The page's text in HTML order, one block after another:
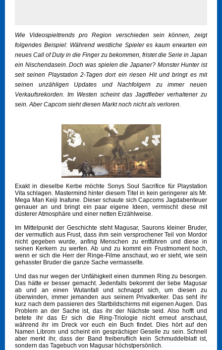
Wie Videospieltrends pro Region verschieden sein können, zeigt
folgendes Beispiel: Während westliche Spieler es kaum erwarten ein
neues Call of Duty in die Finger zu bekommen, fristet die Serie in Japan
ein Nischendasein. Doch was spielen die Japaner? Monster Hunter ist
seit seinen Playstation 2-Tagen dort ein riesen Hit und bringt es mit
seinen unzähligen Updates und Nachfolgern zu immer neuen
Verkaufsrekorden. Im Westen scheint das Jagdfieber verhaltener zu
sein. Aber Capcom sieht diesen Markt noch nicht als verloren.
Exakt in dieselbe Kerbe möchte Sonys Soul Sacrifice für Playstation
Vita schlagen. Mastermind hinter diesem Titel in kein geringerer als Mr.
Mega Man Keiji Inafune. Dieser schaute sich Capcoms Jagdabenteuer
genauer an und bringt ein paar eigene Ideen, vermischt diese mit
düsterer Atmosphäre und einer netten Erzählweise.
Im Mittelpunkt der Geschichte steht Magusar, Saurons kleiner Bruder,
der vermutlich aus Frust, dass ihm sein versprochener Teil von Mordor
nicht gegeben wurde, anfing Menschen zu entführen und diese in
seinen Kerkern zu werfen. Ab und zu kommt ein Frustmoment hoch,
wenn er sich die Herr der Ringe-Filme anschaut, wo er sieht, wie sein
gehasster Bruder die ganze Sache vermasselte.
Und das nur wegen der Unfähigkeit einen dummen Ring zu besorgen.
Das hätte er besser gemacht. Jedenfalls bekommt der liebe Magusar
ab und an einen Wutanfall und schnappt sich, um diesen zu
überwinden, immer jemanden aus seinem Privatkerker. Das seht ihr
kurz nach dem passieren des Startbildschirms mit eigenen Augen. Das
Problem an der Sache ist, das ihr der Nächste seid. Also hofft und
betete ihr das Er sich die Ring-Triologie nicht erneut anschaut,
während ihr im Dreck vor euch ein Buch findet. Dies hört auf den
Namen Librom und scheint ein gesprächiger Geselle zu sein. Schnell
aber merkt ihr, dass der Band freiberuflich kein Schmuddelblatt ist,
sondern das Tagebuch von Magusar höchstpersönlich.